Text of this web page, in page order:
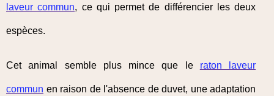
laveur commun, ce qui permet de différencier les deux
espèces.
Cet animal semble plus mince que le raton laveur
commun en raison de l'absence de duvet, une adaptation